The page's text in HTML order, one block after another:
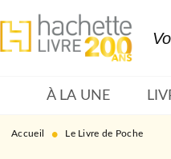
MENU RECHERCHE
À LA UNE
Accueil • Le Livre de Poche